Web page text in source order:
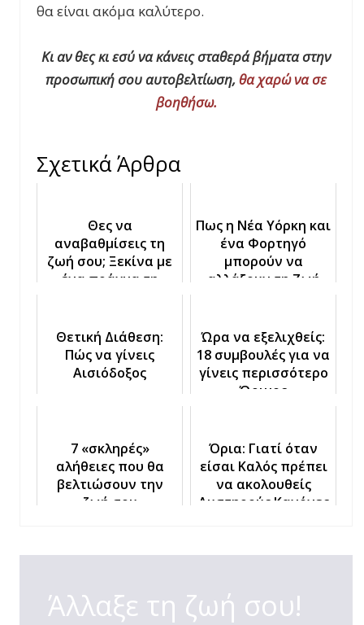
θα είναι ακόμα καλύτερο.
Κι αν θες κι εσύ να κάνεις σταθερά βήματα στην
προσωπική σου αυτοβελτίωση, θα χαρώ να σε
βοηθήσω.
Σχετικά Άρθρα
Θες να
αναβαθμίσεις τη
ζωή σου; Ξεκίνα με
ένα πράγμα τη
Πως η Νέα Υόρκη και
ένα Φορτηγό
μπορούν να
αλλάξουν τη Ζωή
Θετική Διάθεση:
Πώς να γίνεις
Αισιόδοξος
Ώρα να εξελιχθείς:
18 συμβουλές για να
γίνεις περισσότερο
Ώριμος
7 «σκληρές»
αλήθειες που θα
βελτιώσουν την
ζωή σου
Όρια: Γιατί όταν
είσαι Καλός πρέπει
να ακολουθείς
Αυστηρούς Κανόνες
Άλλαξε τη ζωή σου!